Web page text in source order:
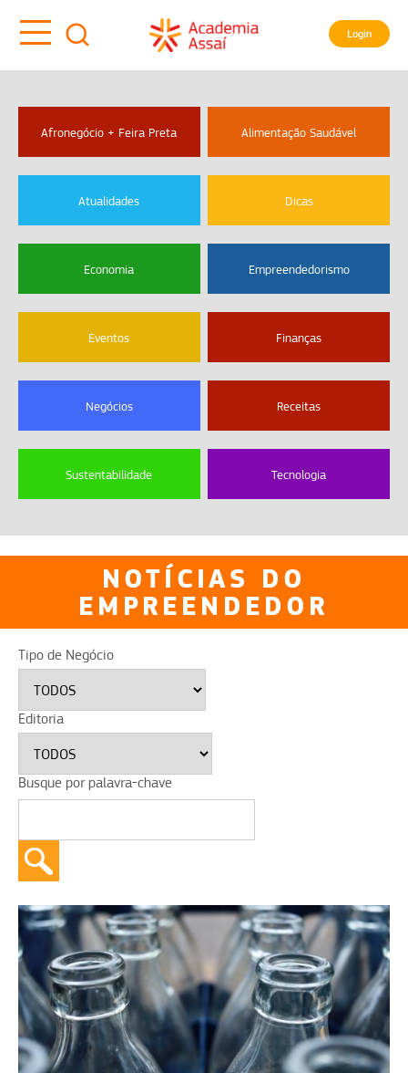
Login
Afronegócio + Feira Preta Alimentação Saudável
Atualidades Dicas
Economia Empreendedorismo
Eventos Finanças
Negócios Receitas
Sustentabilidade Tecnologia
NOTÍCIAS DO
EMPREENDEDOR
Tipo de Negócio
Editoria
Busque por palavra-chave